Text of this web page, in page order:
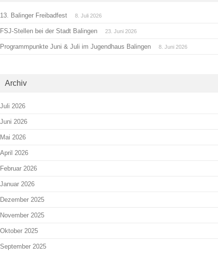
13. Balinger Freibadfest 8. Juli 2026
FSJ-Stellen bei der Stadt Balingen 23. Juni 2026
Programmpunkte Juni & Juli im Jugendhaus Balingen 8. Juni 2026
Archiv
Juli 2026
Juni 2026
Mai 2026
April 2026
Februar 2026
Januar 2026
Dezember 2025
November 2025
Oktober 2025
September 2025